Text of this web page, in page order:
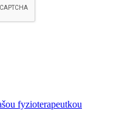
fyzioterapeutkou